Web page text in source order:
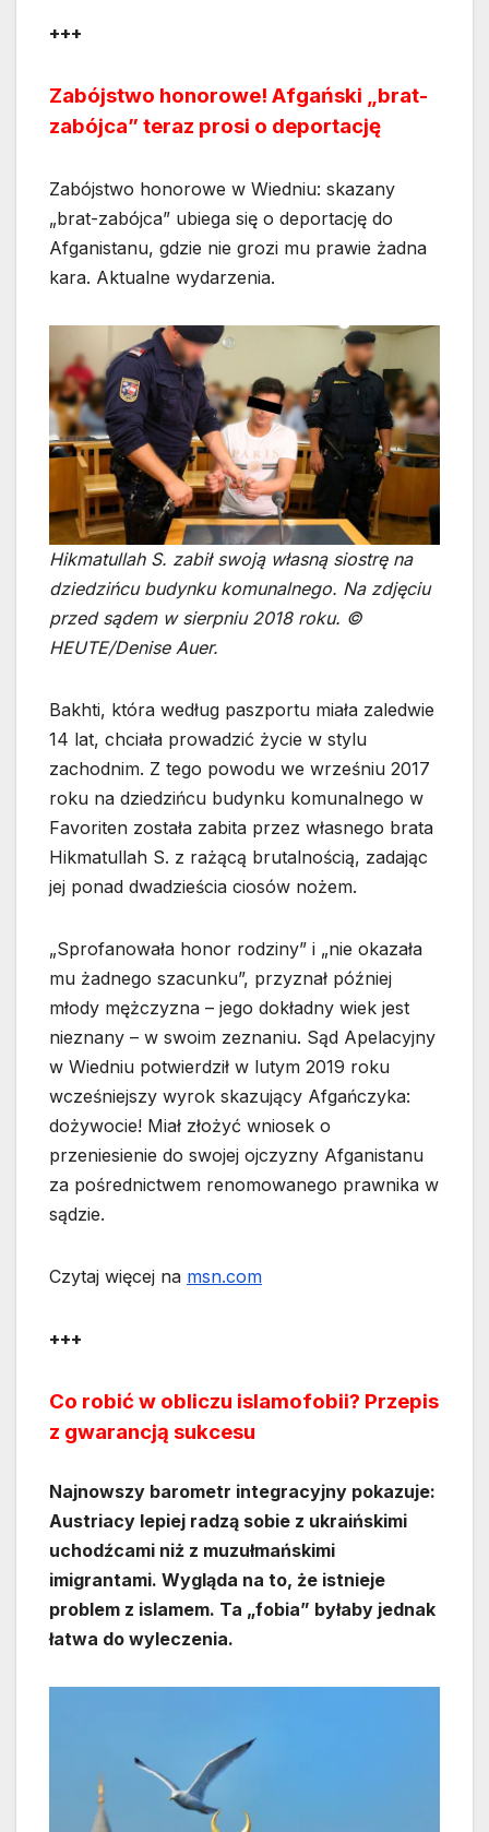
+++
Zabójstwo honorowe! Afgański „brat-
zabójca” teraz prosi o deportację
Zabójstwo honorowe w Wiedniu: skazany
„brat-zabójca” ubiega się o deportację do
Afganistanu, gdzie nie grozi mu prawie żadna
kara. Aktualne wydarzenia.
Hikmatullah S. zabił swoją własną siostrę na
dziedzińcu budynku komunalnego. Na zdjęciu
przed sądem w sierpniu 2018 roku. ©
HEUTE/Denise Auer.
Bakhti, która według paszportu miała zaledwie
14 lat, chciała prowadzić życie w stylu
zachodnim. Z tego powodu we wrześniu 2017
roku na dziedzińcu budynku komunalnego w
Favoriten została zabita przez własnego brata
Hikmatullah S. z rażącą brutalnością, zadając
jej ponad dwadzieścia ciosów nożem.
„Sprofanowała honor rodziny” i „nie okazała
mu żadnego szacunku”, przyznał później
młody mężczyzna – jego dokładny wiek jest
nieznany – w swoim zeznaniu. Sąd Apelacyjny
w Wiedniu potwierdził w lutym 2019 roku
wcześniejszy wyrok skazujący Afgańczyka:
dożywocie! Miał złożyć wniosek o
przeniesienie do swojej ojczyzny Afganistanu
za pośrednictwem renomowanego prawnika w
sądzie.
Czytaj więcej na msn.com
+++
Co robić w obliczu islamofobii? Przepis
z gwarancją sukcesu
Najnowszy barometr integracyjny pokazuje:
Austriacy lepiej radzą sobie z ukraińskimi
uchodźcami niż z muzułmańskimi
imigrantami. Wygląda na to, że istnieje
problem z islamem. Ta „fobia” byłaby jednak
łatwa do wyleczenia.